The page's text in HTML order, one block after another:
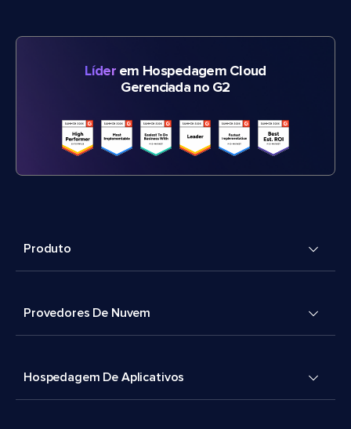
Líderem Hospedagem Cloud
Gerenciada no G2
Produto
Provedores De Nuvem
Hospedagem De Aplicativos